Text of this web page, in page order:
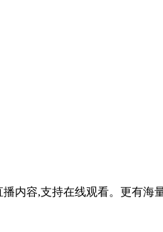
内容,支持在线观看。更有海